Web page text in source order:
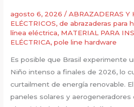
agosto 6, 2026/ABRAZADERAS Y
ELÉCTRICOS,de abrazaderas para
línea eléctrica, MATERIAL PARA
ELÉCTRICA,pole line hardware
Es posible que Brasil experimente
Niño intenso a finales de 2026, lo
curtailment de energía renovable.
paneles solares y